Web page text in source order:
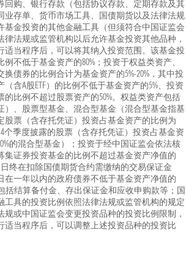
回购、银行存款（包括协议存款、定期存款及其
业存单、货币市场工具、国债期货以及法律法规
基金投资的其他金融工具（但须符合中国证监会
律法规或监管机构以后允许基金投资其他品种，
适当程序后，可以将其纳入投资范围。该基金投
不低于基金资产的80%；投资于权益类资产、
债券的比例合计为基金资产的5%-20%，其中投
含A股ETF）的比例不低于基金资产的5%、投资
的比例不超过股票资产的50%。权益类资产包括
）、股票型基金、混合型基金（混合型基金指基
股票（含存托凭证）投资占基金资产的比例为
4个季度披露的股票（含存托凭证）投资占基金资
的混合型基金）；投资于经中国证监会依法核
集证券投资基金的比例不超过基金资产净值的
日终在扣除国债期货合约需缴纳的交易保证金
在一年以内的政府债券不低于基金资产净值的
括结算备付金、存出保证金和应收申购款等；国
工具的投资比例依照法律法规或监管机构的规定
规或中国证监会变更投资品种的投资比例限制，
适当程序后，可以调整上述投资品种的投资比